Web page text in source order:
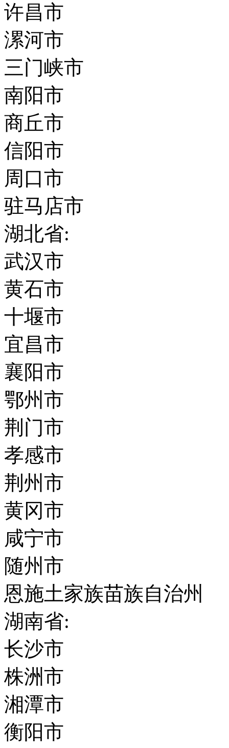
许昌市
漯河市
三门峡市
南阳市
商丘市
信阳市
周口市
驻马店市
湖北省:
武汉市
黄石市
十堰市
宜昌市
襄阳市
鄂州市
荆门市
孝感市
荆州市
黄冈市
咸宁市
随州市
恩施土家族苗族自治州
湖南省:
长沙市
株洲市
湘潭市
衡阳市